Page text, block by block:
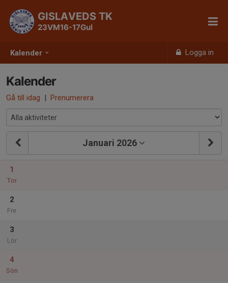
Kalender Logga in
GISLAVEDS TK
23VM16-17Gul
Kalender
Gå till idag | Prenumerera
Januari 2026
1
Tor
2
Fre
3
Lör
4
Sön